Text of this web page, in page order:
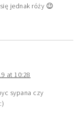
jednak róży 😉
at 10:28
sypana czy